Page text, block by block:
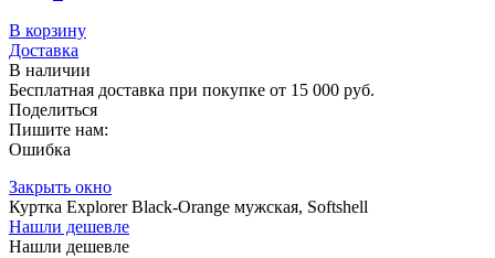
В корзину
Доставка
В наличии
Бесплатная доставка при покупке от 15 000 руб.
Поделиться
Пишите нам:
Ошибка
Закрыть окно
Куртка Explorer Black-Orange мужская, Softshell
Нашли дешевле
Нашли дешевле